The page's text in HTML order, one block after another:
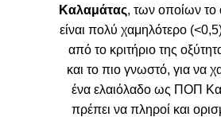
Καλαμάτας, των οποίων το
είναι πολύ χαμηλότερο
από το κριτήριο της
και το πιο γνωστό, για να
ένα ελαιόλαδο ως ΠΟΠ
πρέπει να πληροί και